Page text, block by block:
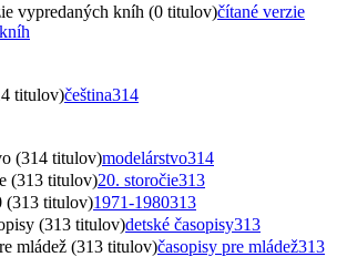
vypredaných kníh (0 titulov)čítané verzie
titulov)čeština314
(314 titulov)modelárstvo314
(313 titulov)20. storočie313
(313 titulov)1971-1980313
(313 titulov)detské časopisy313
mládež (313 titulov)časopisy pre mládež313